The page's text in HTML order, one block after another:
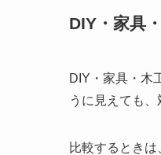
DIY・家具
DIY・家具・木
うに見えても
比較するときは